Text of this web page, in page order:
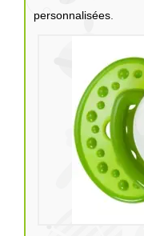
personnalisées